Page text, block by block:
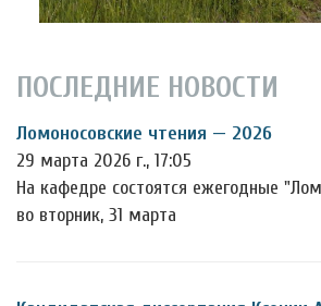
ПОСЛЕДНИЕ НОВОСТИ
Ломоносовские чтения — 2026
29 марта 2026 г., 17:05
На кафедре состоятся ежегодные
во вторник, 31 марта